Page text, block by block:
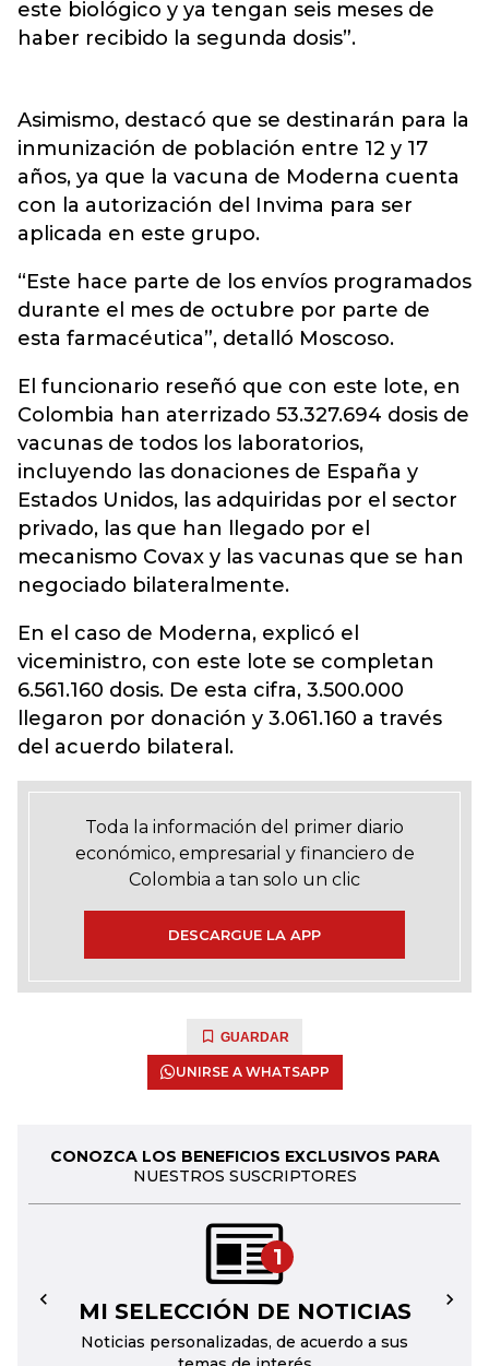
este biológico y ya tengan seis meses de
haber recibido la segunda dosis”.
Asimismo, destacó que se destinarán para la
inmunización de población entre 12 y 17
años, ya que la vacuna de Moderna cuenta
con la autorización del Invima para ser
aplicada en este grupo.
“Este hace parte de los envíos programados
durante el mes de octubre por parte de
esta farmacéutica”, detalló Moscoso.
El funcionario reseñó que con este lote, en
Colombia han aterrizado 53.327.694 dosis de
vacunas de todos los laboratorios,
incluyendo las donaciones de España y
Estados Unidos, las adquiridas por el sector
privado, las que han llegado por el
mecanismo Covax y las vacunas que se han
negociado bilateralmente.
En el caso de Moderna, explicó el
viceministro, con este lote se completan
6.561.160 dosis. De esta cifra, 3.500.000
llegaron por donación y 3.061.160 a través
del acuerdo bilateral.
Toda la información del primer diario
económico, empresarial y financiero de
Colombia a tan solo un clic
DESCARGUE LA APP
GUARDAR
UNIRSE A WHATSAPP
CONOZCA LOS BENEFICIOS EXCLUSIVOS PARA
NUESTROS SUSCRIPTORES
1
MI SELECCIÓN DE NOTICIAS
Noticias personalizadas, de acuerdo a sus
← →